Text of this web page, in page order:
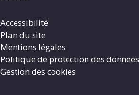
Accessibilité
Plan du site
Mentions légales
Politique de protection des données
Gestion des cookies